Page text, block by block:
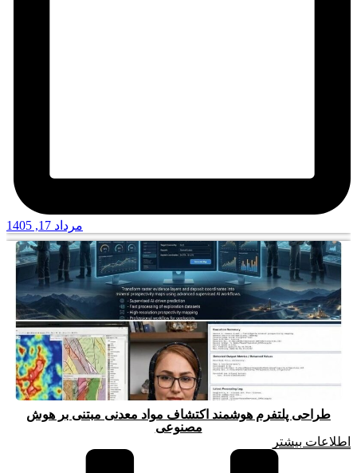
مرداد 17, 1405
طراحی پلتفرم هوشمند اکتشاف مواد معدنی مبتنی بر هوش
مصنوعی
اطلاعات بیشتر